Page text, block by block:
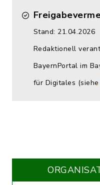
Stand: 21.04.2026
Redaktionell
BayernPortal im
für Digitales (siehe